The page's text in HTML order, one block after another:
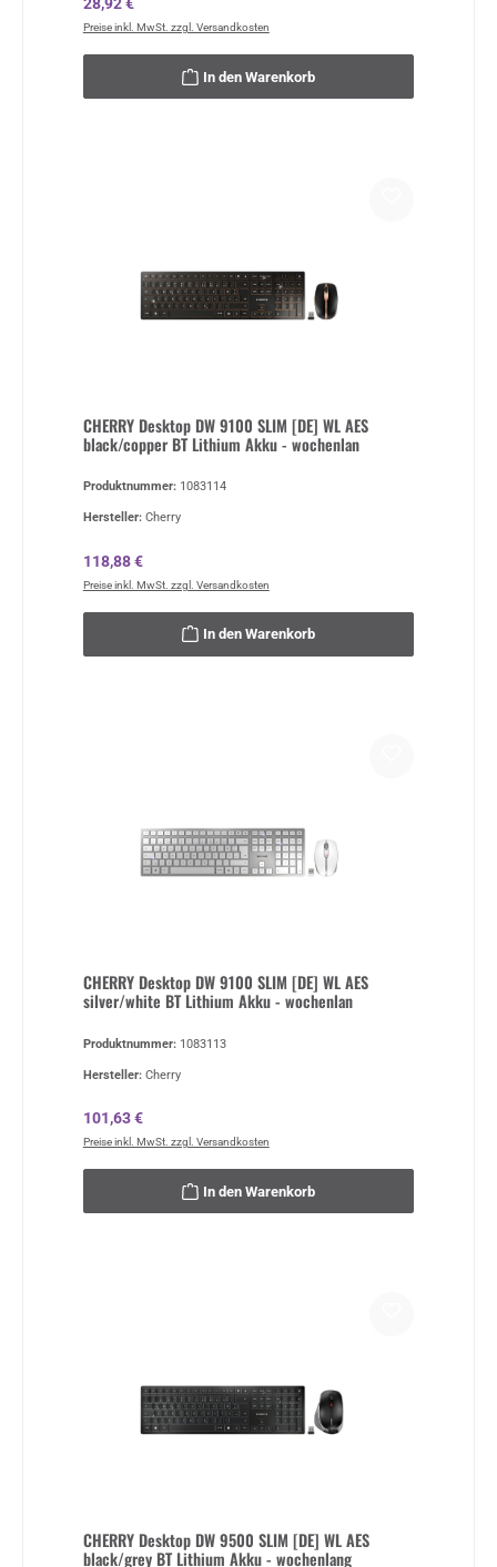
28,92 €
Preise inkl. MwSt. zzgl. Versandkosten
In den Warenkorb
CHERRY Desktop DW 9100 SLIM [DE] WL AES
black/copper BT Lithium Akku - wochenlan
Produktnummer: 1083114
Hersteller: Cherry
Regulärer Preis:
118,88 €
Preise inkl. MwSt. zzgl. Versandkosten
In den Warenkorb
CHERRY Desktop DW 9100 SLIM [DE] WL AES
silver/white BT Lithium Akku - wochenlan
Produktnummer: 1083113
Hersteller: Cherry
Regulärer Preis:
101,63 €
Preise inkl. MwSt. zzgl. Versandkosten
In den Warenkorb
CHERRY Desktop DW 9500 SLIM [DE] WL AES
black/grey BT Lithium Akku - wochenlang